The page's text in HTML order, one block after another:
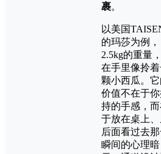
裹。
以美国
的玛莎为例，
2.5kg的重量
在手里像拎着
颗小西瓜。
价值不在于你
持的手感，而
于放在桌上、
后面看过去
瞬间的心理暗